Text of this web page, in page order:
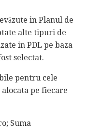
in Planul de
alte tipuri de
in PDL pe baza
selectat.
pentru cele
pe fiecare
Suma